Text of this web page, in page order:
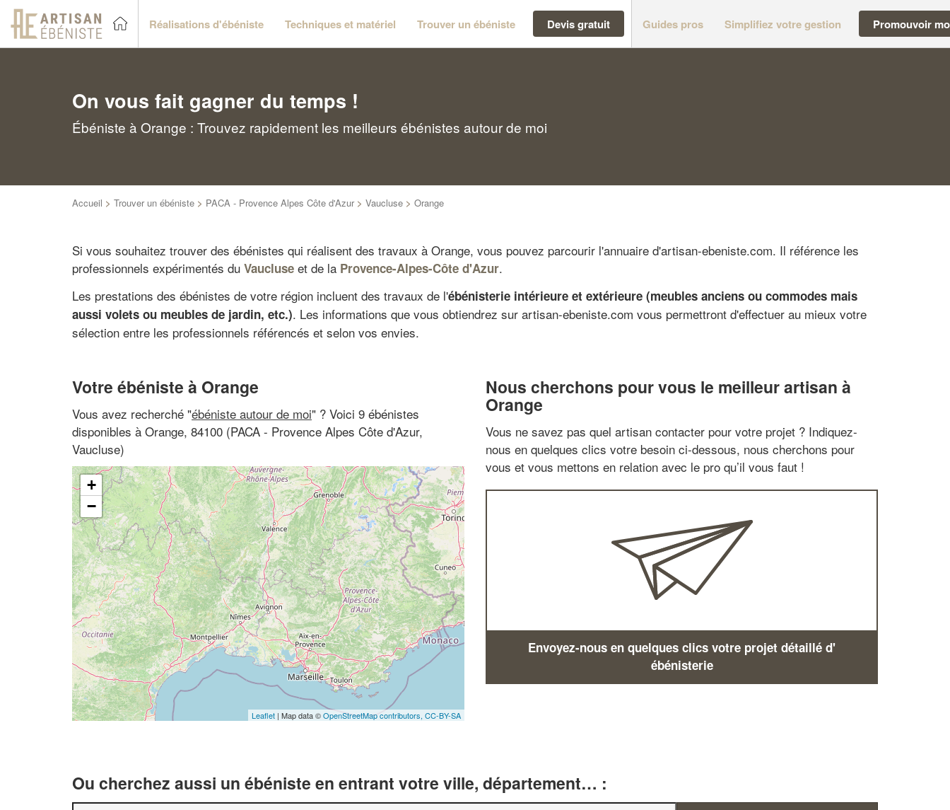
Réalisations d'ébéniste Techniques et matériel Trouver un ébéniste Devis gratuit Guides pros Simplifiez votre gestion Promouvoir
On vous fait gagner du temps !
Ébéniste à Orange : Trouvez rapidement les meilleurs ébénistes autour de moi
Accueil > Trouver un ébéniste > PACA - Provence Alpes Côte d'Azur > Vaucluse > Orange
Si vous souhaitez trouver des ébénistes qui réalisent des travaux à Orange, vous pouvez parcourir l'annuaire d'artisan-ebeniste.com. Il référence les
professionnels expérimentés du Vaucluse et de la Provence-Alpes-Côte d'Azur.
Les prestations des ébénistes de votre région incluent des travaux de l'ébénisterie intérieure et extérieure (meubles anciens ou commodes mais
aussi volets ou meubles de jardin, etc.). Les informations que vous obtiendrez sur artisan-ebeniste.com vous permettront d'effectuer au mieux votre
sélection entre les professionnels référencés et selon vos envies.
Votre ébéniste à Orange
Vous avez recherché "ébéniste autour de moi" ? Voici 9 ébénistes
disponibles à Orange, 84100 (PACA - Provence Alpes Côte d'Azur,
Vaucluse)
+
−
Leaflet | Map data ©OpenStreetMap contributors, CC-BY-SA
Nous cherchons pour vous le meilleur artisan à
Orange
Vous ne savez pas quel artisan contacter pour votre projet ? Indiquez-
nous en quelques clics votre besoin ci-dessous, nous cherchons pour
vous et vous mettons en relation avec le pro qu’il vous faut !
Envoyez-nous en quelques clics votre projet détaillé d'
ébénisterie
Ou cherchez aussi un ébéniste en entrant votre ville, département… :